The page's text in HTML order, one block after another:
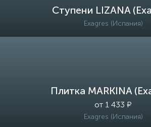
Ступени LIZANA
Exagres (Испания)
Плитка MARKINA
от 1 433 ₽
Exagres (Испания)